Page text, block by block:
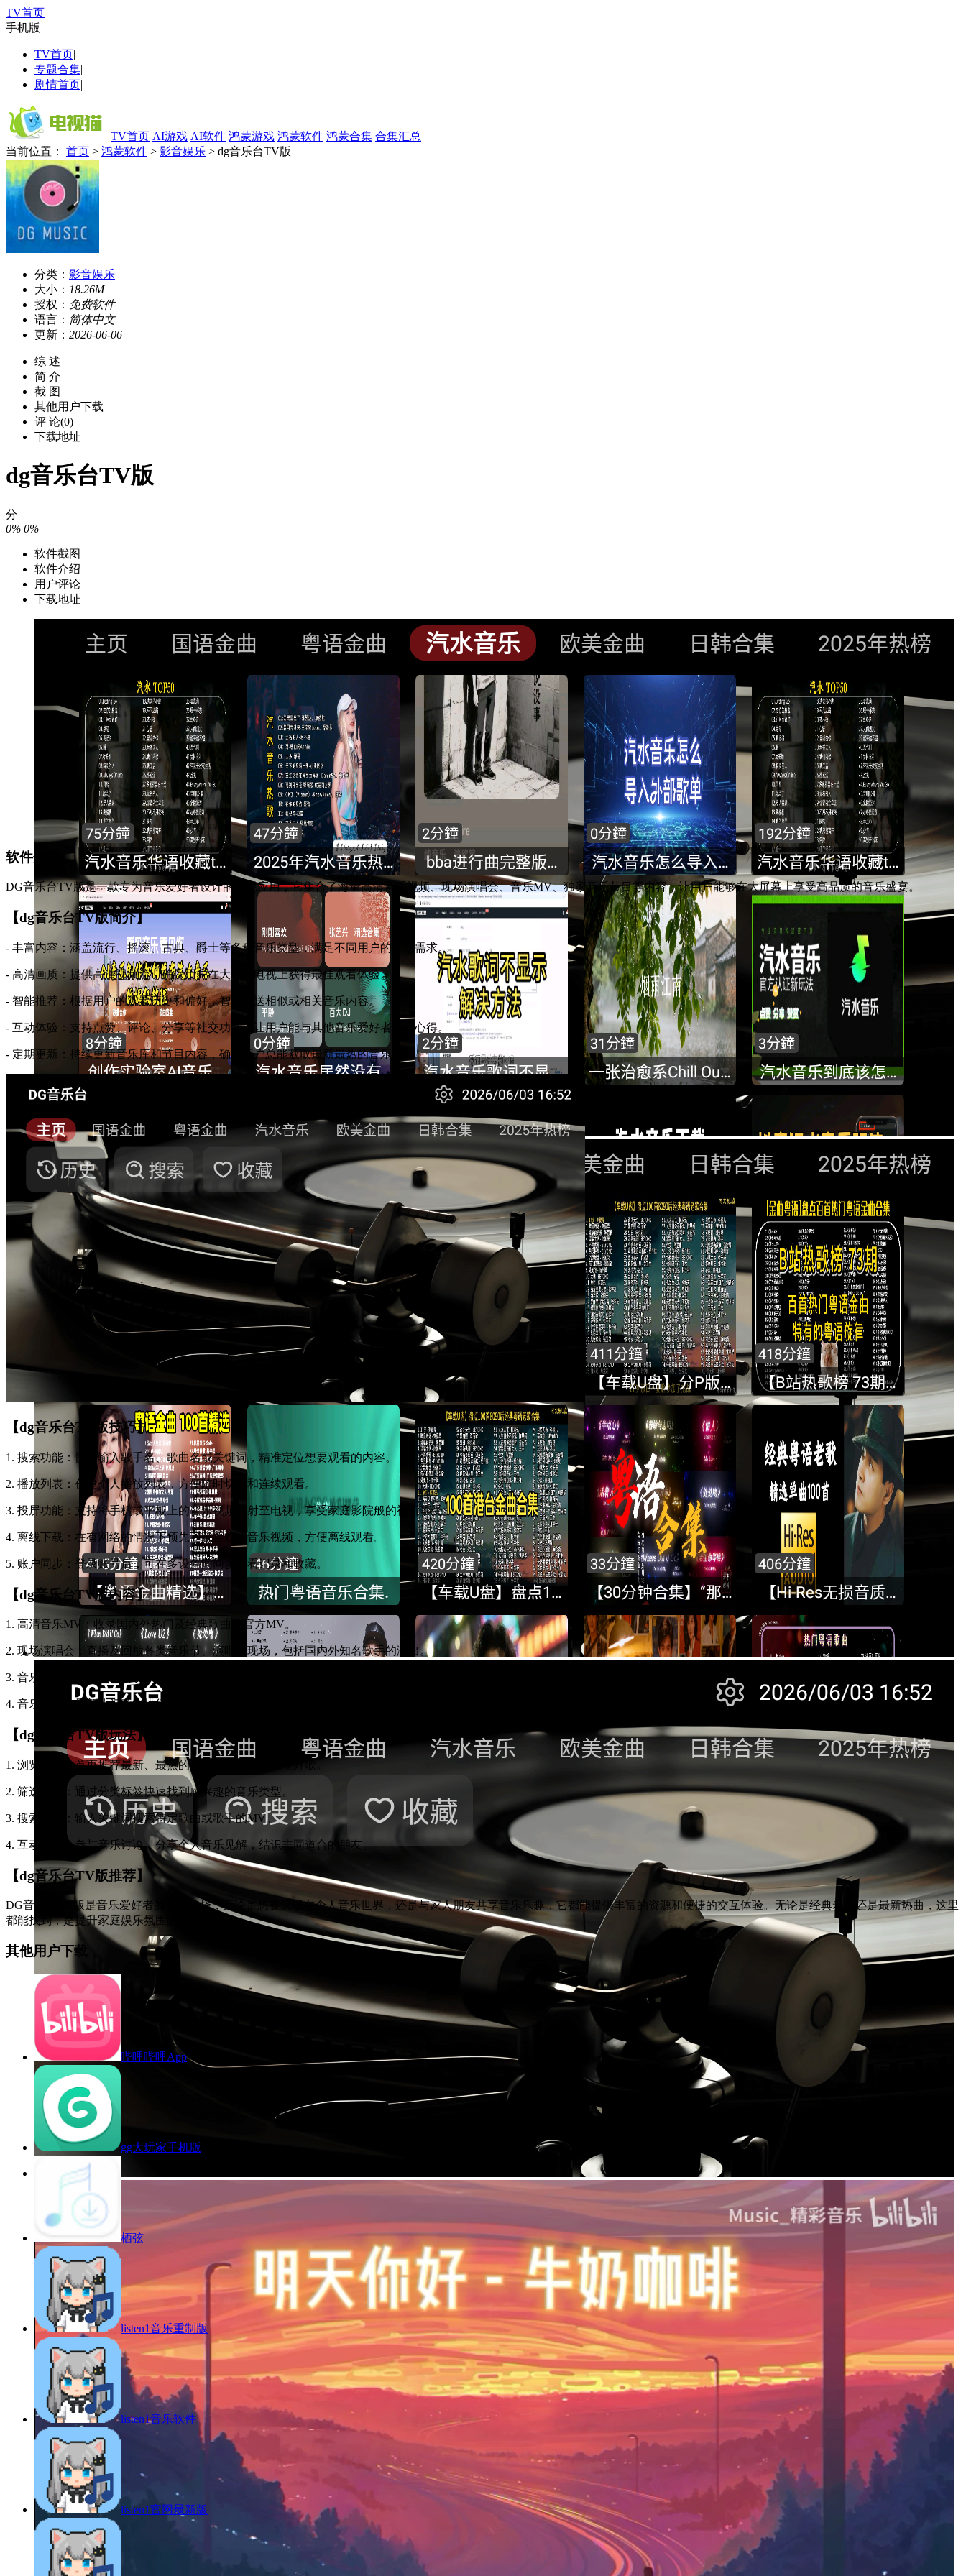
TV首页
手机版
TV首页|
专题合集|
剧情首页|
TV首页 AI游戏 AI软件 鸿蒙游戏 鸿蒙软件 鸿蒙合集 合集汇总
当前位置： 首页 > 鸿蒙软件 > 影音娱乐 > dg音乐台TV版
分类： 影音娱乐
大小： 18.26M
授权： 免费软件
语言： 简体中文
更新： 2026-06-06
综 述
简 介
截 图
其他用户下载
评 论(0)
下载地址
dg音乐台TV版
分
0% 0%
软件截图
软件介绍
用户评论
下载地址
软件介绍
DG音乐台TV版是一款专为音乐爱好者设计的电视应用，它集合了海量高清音乐视频、现场演唱会、音乐MV、独家音乐节目等内容，让用户能够在大屏幕上享受高品质的音乐盛宴。
【dg音乐台TV版简介】
- 丰富内容：涵盖流行、摇滚、古典、爵士等多种音乐类型，满足不同用户的音乐需求。
- 高清画质：提供高清视频流，确保用户在大屏幕电视上获得最佳观看体验。
- 智能推荐：根据用户的观看历史和偏好，智能推送相似或相关音乐内容。
- 互动体验：支持点赞、评论、分享等社交功能，让用户能与其他音乐爱好者交流心得。
- 定期更新：持续更新音乐库和节目内容，确保用户总能获取最新最热的音乐资源。
【dg音乐台TV版技巧】
1. 搜索功能：快速输入歌手名、歌曲名或关键词，精准定位想要观看的内容。
2. 播放列表：创建个人播放列表，方便随时切换和连续观看。
3. 投屏功能：支持将手机或平板上的音乐视频投射至电视，享受家庭影院般的视听享受。
4. 离线下载：在有网络的情况下预先下载喜欢的音乐视频，方便离线观看。
5. 账户同步：登录账号后，可在多设备间同步观看记录和收藏。
【dg音乐台TV版内容】
1. 高清音乐MV：收录国内外热门及经典歌曲的官方MV。
2. 现场演唱会：直播及回放各类音乐节、演唱会现场，包括国内外知名歌手的演出。
3. 音乐节目：独家音乐访谈、音乐评选、幕后制作等深度内容。
4. 音乐榜单：最新热门歌曲排行榜，包括流行、摇滚、古典等分类榜单。
【dg音乐台TV版玩法】
1. 浏览推荐：首页推荐最新、最热的音乐视频，轻松发现好歌。
2. 筛选分类：通过分类标签快速找到感兴趣的音乐类型。
3. 搜索播放：输入关键词搜索特定歌曲或歌手的MV。
4. 互动社区：参与音乐讨论，分享个人音乐见解，结识志同道合的朋友。
【dg音乐台TV版推荐】
DG音乐台TV版是音乐爱好者的理想选择，无论是想要沉浸在个人音乐世界，还是与家人朋友共享音乐乐趣，它都能提供丰富的资源和便捷的交互体验。无论是经典老歌还是最新热曲，这里
都能找到，是提升家庭娱乐氛围的绝佳工具。
其他用户下载
哔哩哔哩App
gg大玩家手机版
栖弦
listen1音乐重制版
listen1音乐软件
listen1官网最新版